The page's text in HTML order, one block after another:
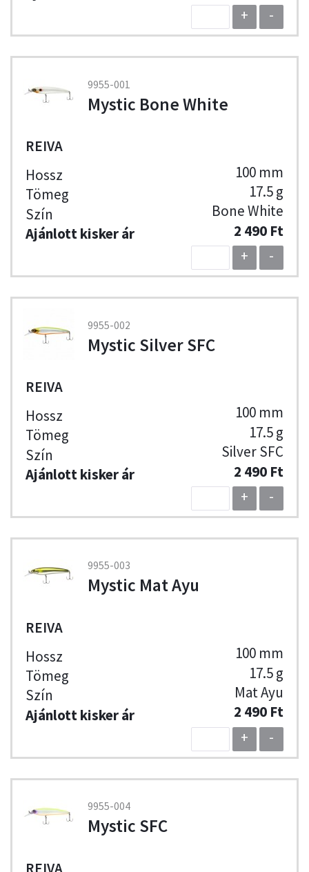
+
-
9955-001
Mystic Bone White
REIVA
100 mm
17.5 g
Bone White
2 490 Ft
+
-
9955-002
Mystic Silver SFC
REIVA
100 mm
17.5 g
Silver SFC
2 490 Ft
+
-
9955-003
Mystic Mat Ayu
REIVA
100 mm
17.5 g
Mat Ayu
2 490 Ft
+
-
9955-004
Mystic SFC
REIVA